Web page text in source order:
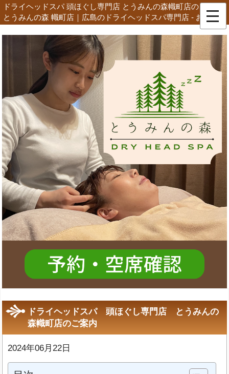
ドライヘッドスパ 頭ほぐし専門店 とうみんの森幟町店のご案内 |
とうみんの森 幟町店｜広島のドライヘッドスパ専門店 - お知らせ
ドライヘッドスパ 頭ほぐし専門店 とうみんの
森幟町店のご案内
2024年06月22日